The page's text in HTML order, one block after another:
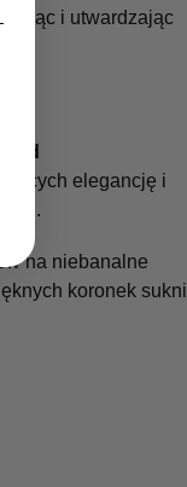
i utwardzając
od
elegancję i
na niebanalne
koronek sukni